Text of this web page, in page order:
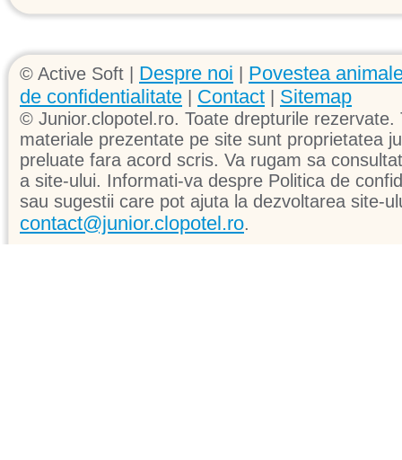
© Active Soft | Despre noi
Povestea
de confidentialitate
Contact Sitemap
© Junior.clopotel.ro. Toate drepturile
materiale prezentate pe site sunt proprietatea
preluate fara acord scris. Va rugam sa
a site-ului. Informati-va despre Politica de
sau sugestii care pot ajuta la dezvoltarea site-
contact@junior.clopotel.ro.